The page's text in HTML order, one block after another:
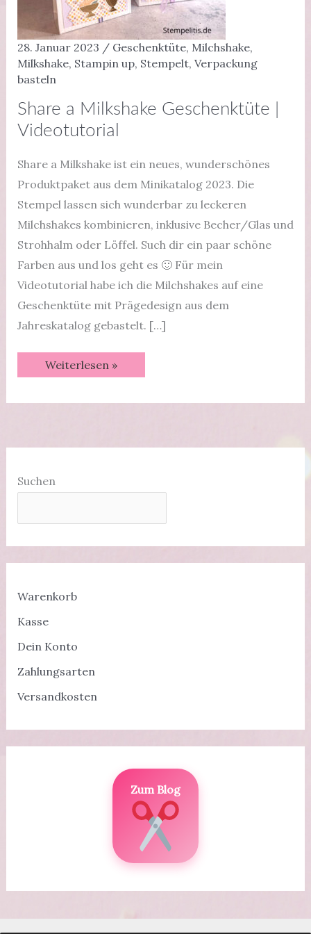
28. Januar 2023 / Geschenktüte, Milchshake,
Milkshake, Stampin up, Stempelt, Verpackung
basteln
Share a Milkshake Geschenktüte |
Videotutorial
Share a Milkshake ist ein neues, wunderschönes
Produktpaket aus dem Minikatalog 2023. Die
Stempel lassen sich wunderbar zu leckeren
Milchshakes kombinieren, inklusive Becher/Glas und
Strohhalm oder Löffel. Such dir ein paar schöne
Farben aus und los geht es 🙂 Für mein
Videotutorial habe ich die Milchshakes auf eine
Geschenktüte mit Prägedesign aus dem
Jahreskatalog gebastelt. […]
Share
a
Weiterlesen »
Suchen
Warenkorb
Kasse
Dein Konto
Zahlungsarten
Versandkosten
Zum Blog